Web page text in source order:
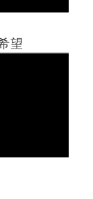
望
ーム
動画